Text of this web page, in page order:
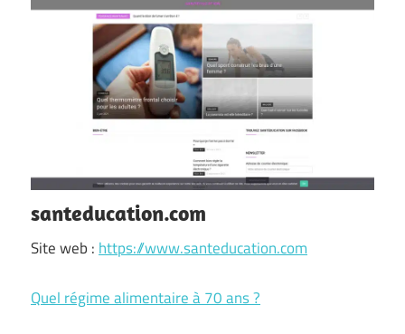
santeducation.com
Site web : https://www.santeducation.com
Quel régime alimentaire à 70 ans ?